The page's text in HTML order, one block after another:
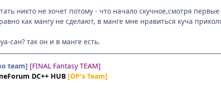
никто не хочет потому - что начало скучное,смотря
как мангу не сделают, в манге мне нравиться куча
сан? так он и в манге есть.
team] [FINAL Fantasy TEAM]
DC++ HUB [OP's Team]